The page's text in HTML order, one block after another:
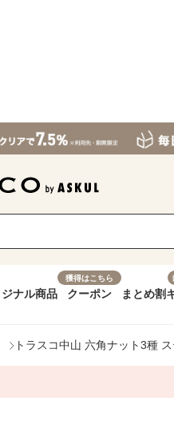
ナル商品
獲得はこちら
クーポン まとめ割
トラスコ中山 六角ナット3種